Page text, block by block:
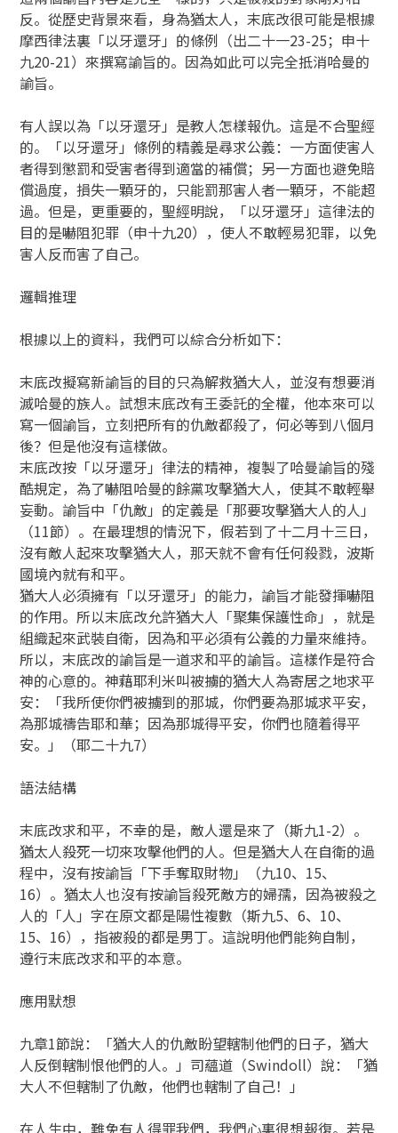
反。從歷史背景來看，身為猶太人，末底改很可能是根據
摩西律法裏「以牙還牙」的條例（出二十一23-25；申十
九20-21）來撰寫諭旨的。因為如此可以完全抵消哈曼的
諭旨。
有人誤以為「以牙還牙」是教人怎樣報仇。這是不合聖經
的。「以牙還牙」條例的精義是尋求公義：一方面使害人
者得到懲罰和受害者得到適當的補償；另一方面也避免賠
償過度，損失一顆牙的，只能罰那害人者一顆牙，不能超
過。但是，更重要的，聖經明說，「以牙還牙」這律法的
目的是嚇阻犯罪（申十九20），使人不敢輕易犯罪，以免
害人反而害了自己。
邏輯推理
根據以上的資料，我們可以綜合分析如下：
末底改擬寫新諭旨的目的只為解救猶大人，並沒有想要消
滅哈曼的族人。試想末底改有王委託的全權，他本來可以
寫一個諭旨，立刻把所有的仇敵都殺了，何必等到八個月
後？但是他沒有這樣做。
末底改按「以牙還牙」律法的精神，複製了哈曼諭旨的殘
酷規定，為了嚇阻哈曼的餘黨攻擊猶大人，使其不敢輕舉
妄動。諭旨中「仇敵」的定義是「那要攻擊猶大人的人」
（11節）。在最理想的情況下，假若到了十二月十三日，
沒有敵人起來攻擊猶大人，那天就不會有任何殺戮，波斯
國境內就有和平。
猶大人必須擁有「以牙還牙」的能力，諭旨才能發揮嚇阻
的作用。所以末底改允許猶大人「聚集保護性命」，就是
組織起來武裝自衛，因為和平必須有公義的力量來維持。
所以，末底改的諭旨是一道求和平的諭旨。這樣作是符合
神的心意的。神藉耶利米叫被擄的猶大人為寄居之地求平
安：「我所使你們被擄到的那城，你們要為那城求平安，
為那城禱告耶和華；因為那城得平安，你們也隨着得平
安。」（耶二十九7）
語法結構
末底改求和平，不幸的是，敵人還是來了（斯九1-2）。
猶太人殺死一切來攻擊他們的人。但是猶大人在自衛的過
程中，沒有按諭旨「下手奪取財物」（九10、15、
16）。猶太人也沒有按諭旨殺死敵方的婦孺，因為被殺之
人的「人」字在原文都是陽性複數（斯九5、6、10、
15、16），指被殺的都是男丁。這說明他們能夠自制，
遵行末底改求和平的本意。
應用默想
九章1節說：「猶大人的仇敵盼望轄制他們的日子，猶大
人反倒轄制恨他們的人。」司蘊道（Swindoll）說：「猶
大人不但轄制了仇敵，他們也轄制了自己！」
在人生中，難免有人得罪我們，我們心裏很想報復。若是